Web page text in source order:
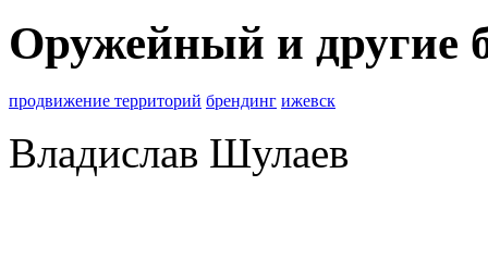
Оружейный и другие
продвижение территорий брендинг ижевск
Владислав Шулаев